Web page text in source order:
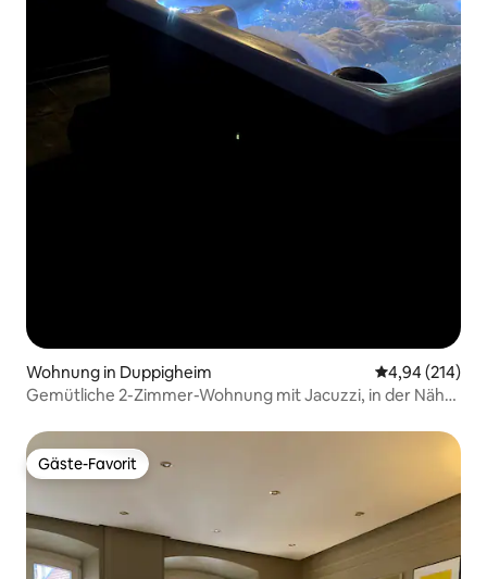
Wohnung in Duppigheim
4,94 (214)
Gemütliche 2-Zimmer-Wohnung mit Jacuzzi, in der Nähe
Gäste-Favorit
Gäste-Favorit